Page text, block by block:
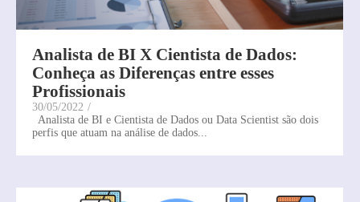
Analista de BI X Cientista de Dados:
Conheça as Diferenças entre esses
Profissionais
30/05/2022 /
Analista de BI e Cientista de Dados ou Data Scientist são dois
perfis que atuam na análise de dados...